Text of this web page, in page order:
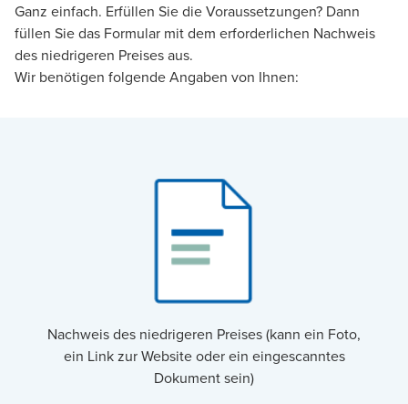
Ganz einfach. Erfüllen Sie die Voraussetzungen? Dann
füllen Sie das Formular mit dem erforderlichen Nachweis
des niedrigeren Preises aus.
Wir benötigen folgende Angaben von Ihnen:
Nachweis des niedrigeren Preises (kann ein Foto,
ein Link zur Website oder ein eingescanntes
Dokument sein)